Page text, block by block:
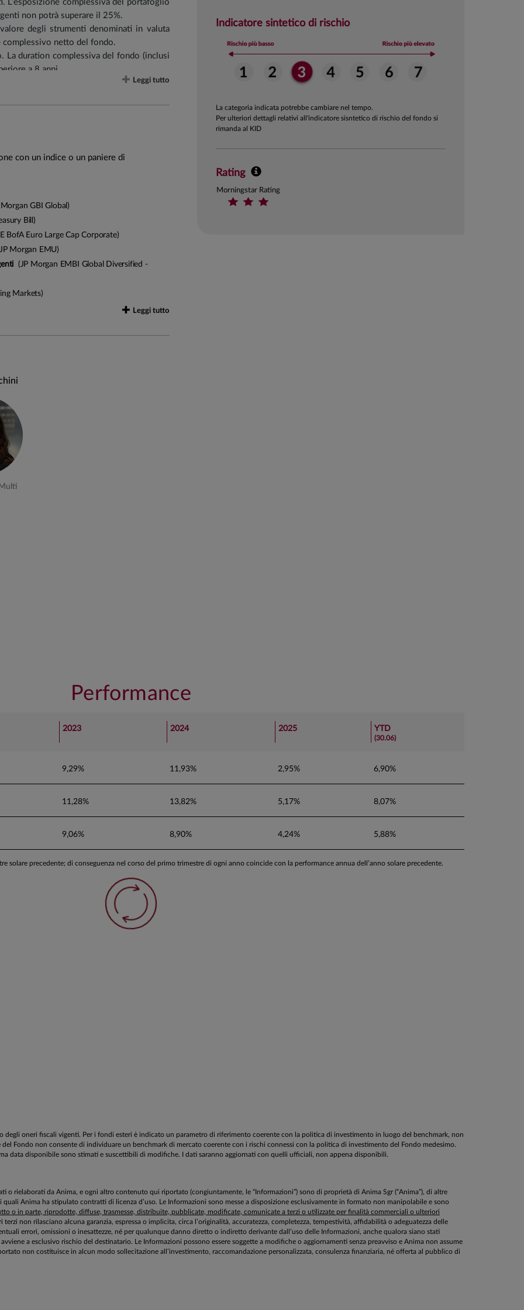
Indicatore sintetico di rischio
La categoria indicata potrebbe cambiare nel tempo.
Per ulteriori dettagli relativi all'indicatore sisntetico di rischio del fondo si
rimanda al KID
Rating
Morningstar Rating
L’esposizione complessiva del portafoglio
non potrà superare il 25%.
degli strumenti denominati in valuta
complessivo netto del fondo.
La duration complessiva del fondo (inclusi
a 8 anni.
in strumenti finanziari di emittenti che
superino una quota massima del 30%.
cui FIA nei limiti previsti dalla normativa
del Gruppo.
un benchmark, pertanto il gestore ha
globale volto ad individuare ed
o settoriali) da applicare al
individuate
di crescita dei singoli emittenti su cui
Leggi tutto
con un indice o un paniere di
GBI Global)
Bill)
BofA Euro Large Cap Corporate)
Morgan EMU)
(JP Morgan EMBI Global Diversified -
Markets)
Leggi tutto
Performance
2023 2024 2025 YTD
(30.06)
9,29% 11,93% 2,95% 6,90%
11,28% 13,82% 5,17% 8,07%
9,06% 8,90% 4,24% 5,88%
solare precedente; di conseguenza nel corso del primo trimestre di ogni anno coincide con la performance annua dell’anno solare precedente.
oneri fiscali vigenti. Per i fondi esteri è indicato un parametro di riferimento coerente con la politica di investimento in luogo del benchmark, non
Fondo non consente di individuare un benchmark di mercato coerente con i rischi connessi con la politica di investimento del Fondo medesimo.
data disponibile sono stimati e suscettibili di modifiche. I dati saranno aggiornati con quelli ufficiali, non appena disponibili.
o rielaborati da Anima, e ogni altro contenuto qui riportato (congiuntamente, le “Informazioni”) sono di proprietà di Anima Sgr (“Anima”), di altre
Anima ha stipulato contratti di licenza d’uso. Le Informazioni sono messe a disposizione esclusivamente in formato non manipolabile e sono
o in parte, riprodotte, diffuse, trasmesse, distribuite, pubblicate, modificate, comunicate a terzi o utilizzate per finalità commerciali o ulteriori
non rilasciano alcuna garanzia, espressa o implicita, circa l’originalità, accuratezza, completezza, tempestività, affidabilità o adeguatezza delle
errori, omissioni o inesattezze, né per qualunque danno diretto o indiretto derivante dall’uso delle Informazioni, anche qualora siano stati
a esclusivo rischio del destinatario. Le Informazioni possono essere soggette a modifiche o aggiornamenti senza preavviso e Anima non assume
non costituisce in alcun modo sollecitazione all’investimento, raccomandazione personalizzata, consulenza finanziaria, né offerta al pubblico di